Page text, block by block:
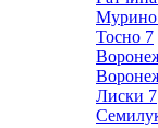
Мурино
Тосно 7
Лиски 7